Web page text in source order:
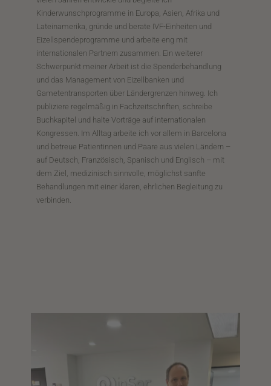
Kinderwunschprogramme in Europa, Asien, Afrika und
Lateinamerika, gründe und berate IVF-Einheiten und
Eizellspendeprogramme und arbeite eng mit
internationalen Partnern zusammen. Ein weiterer
Schwerpunkt meiner Arbeit ist die Spenderbehandlung
und das Management von Eizellbanken und
Gametentransporten über Ländergrenzen hinweg. Ich
publiziere regelmäßig in Fachzeitschriften, schreibe
Buchkapitel und halte Vorträge auf internationalen
Kongressen. Im Alltag arbeite ich vor allem in Barcelona
und betreue Patientinnen und Paare aus vielen Ländern –
auf Deutsch, Französisch, Spanisch und Englisch – mit
dem Ziel, medizinisch sinnvolle, möglichst sanfte
Behandlungen mit einer klaren, ehrlichen Begleitung zu
verbinden.